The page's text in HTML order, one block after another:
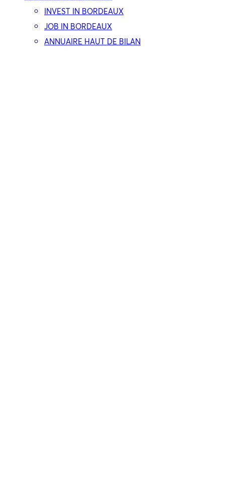
INVEST IN BORDEAUX
JOB IN BORDEAUX
ANNUAIRE HAUT DE BILAN